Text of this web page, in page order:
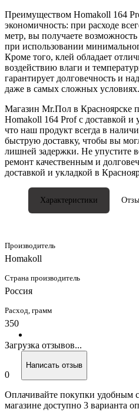
Преимуществом Homakoll 164
экономичность: при расходе
метр, вы получаете
при использовании
Кроме того, клей обладает
воздействию влаги и
гарантирует долговечность и
даже в самых сложных условиях.
Магазин Mr.Пол в Красноярске
Homakoll 164 Prof с доставкой
что наш продукт всегда в
быструю доставку, чтобы вы
лишней задержки. Не упустите
ремонт качественным и
доставкой и укладкой в
Характеристики
Производитель
Homakoll
Страна производитель
Россия
Расход, грамм
350
Загрузка отзывов...
0
Написать отзыв
Оплачивайте покупки удобным
магазине доступно 3 варианта